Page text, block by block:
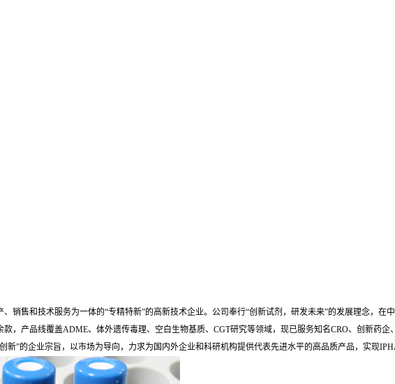
销售和技术服务为一体的“专精特新”的高新技术企业。公司奉行“创新试剂，研发未来”的发展理念，在
，产品线覆盖ADME、体外遗传毒理、空白生物基质、CGT研究等领域，现已服务知名CRO、创新药企
”的企业宗旨，以市场为导向，力求为国内外企业和科研机构提供代表先进水平的高品质产品，实现